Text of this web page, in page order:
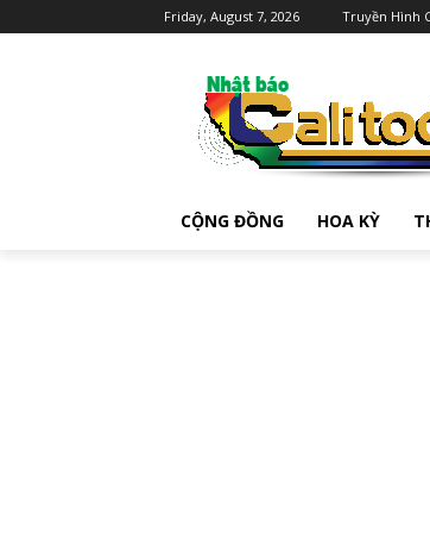
Friday, August 7, 2026 Truyền Hình
CỘNG ĐỒNG HOA KỲ